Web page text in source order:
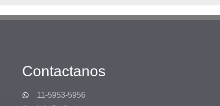
Contactanos
11-5953-5956